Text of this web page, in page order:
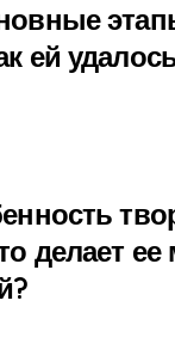
ей
делает ее